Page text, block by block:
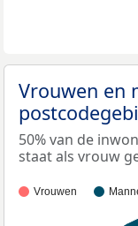
Vrouwen en
50% van de
staat als vrouw
Vrouwen